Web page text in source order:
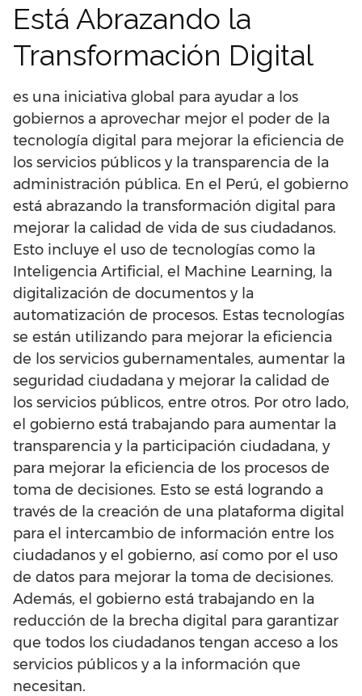
Está Abrazando la
Transformación Digital
es una iniciativa global para ayudar a los
gobiernos a aprovechar mejor el poder de la
tecnología digital para mejorar la eficiencia de
los servicios públicos y la transparencia de la
administración pública. En el Perú, el gobierno
está abrazando la transformación digital para
mejorar la calidad de vida de sus ciudadanos.
Esto incluye el uso de tecnologías como la
Inteligencia Artificial, el Machine Learning, la
digitalización de documentos y la
automatización de procesos. Estas tecnologías
se están utilizando para mejorar la eficiencia
de los servicios gubernamentales, aumentar la
seguridad ciudadana y mejorar la calidad de
los servicios públicos, entre otros. Por otro lado,
el gobierno está trabajando para aumentar la
transparencia y la participación ciudadana, y
para mejorar la eficiencia de los procesos de
toma de decisiones. Esto se está logrando a
través de la creación de una plataforma digital
para el intercambio de información entre los
ciudadanos y el gobierno, así como por el uso
de datos para mejorar la toma de decisiones.
Además, el gobierno está trabajando en la
reducción de la brecha digital para garantizar
que todos los ciudadanos tengan acceso a los
servicios públicos y a la información que
necesitan.